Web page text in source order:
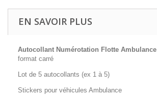
EN SAVOIR PLUS
Autocollant Numérotation Flotte Ambulance
format carré
Lot de 5 autocollants (ex 1 à 5)
Stickers pour véhicules Ambulance